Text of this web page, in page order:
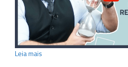
Leia mais